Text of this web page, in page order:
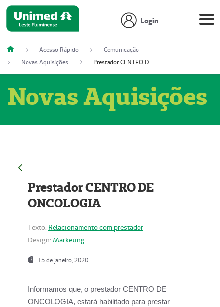
Login
Acesso Rápido
Comunicação
Novas Aquisições
Prestador CENTRO DE ONCOLOGIA
Novas Aquisições
Prestador CENTRO DE
ONCOLOGIA
Texto: Relacionamento com prestador
Design: Marketing
15 de janeiro, 2020
Informamos que, o prestador CENTRO DE
ONCOLOGIA, estará habilitado para prestar